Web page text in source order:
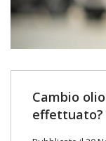
Cambio
effettuato?